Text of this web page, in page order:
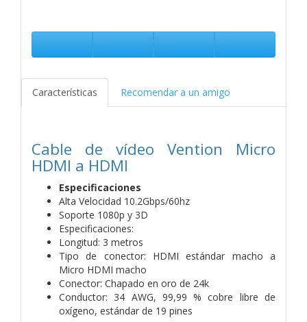
Características Recomendar a un amigo
Cable de vídeo Vention Micro
HDMI a HDMI
Especificaciones
Alta Velocidad 10.2Gbps/60hz
Soporte 1080p y 3D
Especificaciones:
Longitud: 3 metros
Tipo de conector: HDMI estándar macho a
Micro HDMI macho
Conector: Chapado en oro de 24k
Conductor: 34 AWG, 99,99 % cobre libre de
oxígeno, estándar de 19 pines